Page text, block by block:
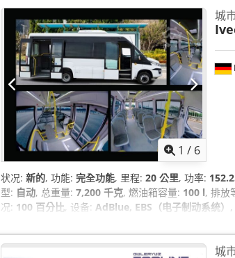
1 / 6
城
状况: 新的, 功能: 完全功能, 里程: 20 公里, 功率:
型: 自动, 总重量: 7,200 千克, 燃油箱容量: 100 l, 排放
况: 100 百分比, 设备: AdBlue, EBS（电子制动系统
录, 定速巡航, 导航系统, 滑动门, 牵引力控制, 电动后
车道保持辅助, 防抱死制动系统 (ABS), 防盗系统（
城